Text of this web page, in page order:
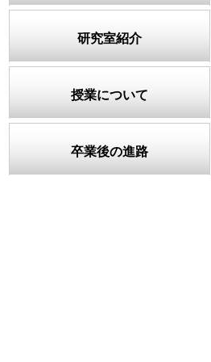
研究室紹介
授業について
卒業後の進路